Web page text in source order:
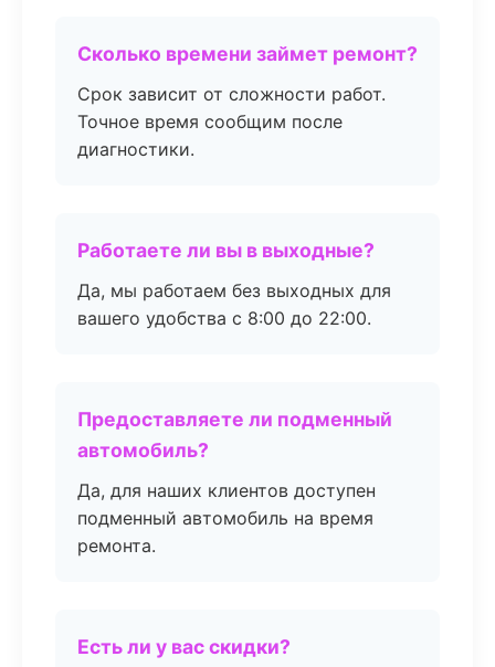
Сколько времени займет ремонт?
Срок зависит от сложности работ.
Точное время сообщим после
диагностики.
Работаете ли вы в выходные?
Да, мы работаем без выходных для
вашего удобства с 8:00 до 22:00.
Предоставляете ли подменный
автомобиль?
Да, для наших клиентов доступен
подменный автомобиль на время
ремонта.
Есть ли у вас скидки?